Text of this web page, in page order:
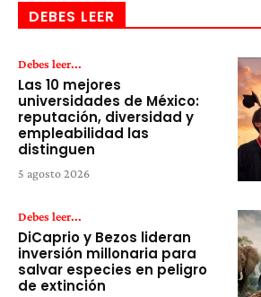
DEBES LEER
Debes leer...
Las 10 mejores
universidades de México:
reputación, diversidad y
empleabilidad las
distinguen
5 agosto 2026
Debes leer...
DiCaprio y Bezos lideran
inversión millonaria para
salvar especies en peligro
de extinción